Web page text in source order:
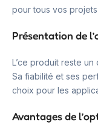
pour tous vos
Présentation de
L’ce produit reste
Sa fiabilité et ses
choix pour les
Avantages de